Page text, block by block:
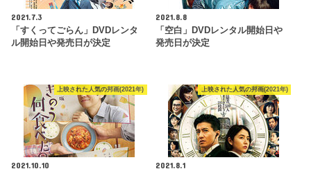
2021.7.3
「すくってごらん」DVDレンタ
ル開始日や発売日が決定
2021.8.8
「空白」DVDレンタル開始日や
発売日が決定
上映された人気の邦画(2021年)
2021.10.10
上映された人気の邦画(2021年)
2021.8.1